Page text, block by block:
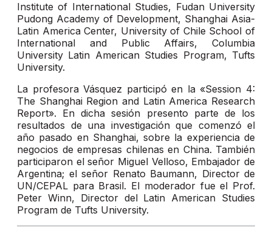
Institute of International Studies, Fudan University
Pudong Academy of Development, Shanghai Asia-
Latin America Center, University of Chile School of
International and Public Affairs, Columbia
University Latin American Studies Program, Tufts
University.
La profesora Vásquez participó en la «Session 4:
The Shanghai Region and Latin America Research
Report». En dicha sesión presento parte de los
resultados de una investigación que comenzó el
año pasado en Shanghai, sobre la experiencia de
negocios de empresas chilenas en China. También
participaron el señor Miguel Velloso, Embajador de
Argentina; el señor Renato Baumann, Director de
UN/CEPAL para Brasil. El moderador fue el Prof.
Peter Winn, Director del Latin American Studies
Program de Tufts University.